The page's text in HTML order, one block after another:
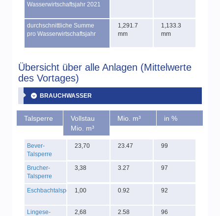
Wasserwirtschaftsjahr 2021
durchschnittliche Summe
pro Wasserwirtschaftsjahr
1,291.7
mm
1,133.3
mm
Übersicht über alle Anlagen (Mittelwerte
des Vortages)
BRAUCHWASSER
Talsperre
Vollstau
Mio. m³
Mio. m³ in %
Bever-
Talsperre
23,70 23.47 99
Brucher-
Talsperre
3,38 3.27 97
Eschbachtalsperre1,00 0.92 92
Lingese-
2,68 2.58 96